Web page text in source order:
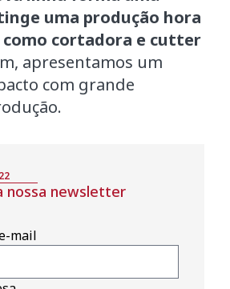
uma produção hora
como cortadora e cutter
apresentamos um
com grande
nossa newsletter
mail